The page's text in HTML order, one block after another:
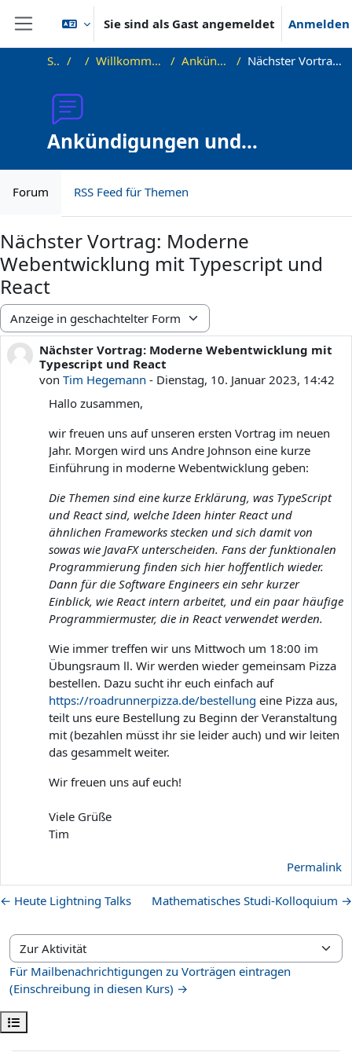
Website-Übersicht
Sie sind als Gast angemeldet Anmelden
Kursindex öffnen
Startseite OKInf Willkommen beim Offenen Informatikkolloquium! Ankündigungen und Vortragstermine Nächster Vortrag: Moderne Webentwicklung mit Typescript und React
Ankündigungen und
Vortragstermine
Forum RSS Feed für Themen
Nächster Vortrag: Moderne
Webentwicklung mit Typescript und
React
Anzeigemodus
Nächster Vortrag: Moderne Webentwicklung mit
Typescript und React
von Tim Hegemann - Dienstag, 10. Januar 2023, 14:42
Anzahl Antworten: 0
Hallo zusammen,
wir freuen uns auf unseren ersten Vortrag im neuen
Jahr. Morgen wird uns Andre Johnson eine kurze
Einführung in moderne Webentwicklung geben:
Die Themen sind eine kurze Erklärung, was TypeScript
und React sind, welche Ideen hinter React und
ähnlichen Frameworks stecken und sich damit von
sowas wie JavaFX unterscheiden. Fans der funktionalen
Programmierung finden sich hier hoffentlich wieder.
Dann für die Software Engineers ein sehr kurzer
Einblick, wie React intern arbeitet, und ein paar häufige
Programmiermuster, die in React verwendet werden.
Wie immer treffen wir uns Mittwoch um 18:00 im
Übungsraum Ⅱ. Wir werden wieder gemeinsam Pizza
bestellen. Dazu sucht ihr euch einfach auf
https://roadrunnerpizza.de/bestellung eine Pizza aus,
teilt uns eure Bestellung zu Beginn der Veranstaltung
mit (bezahlen müsst ihr sie leider auch) und wir leiten
das gesammelt weiter.
Wir freuen uns auf euch!
Viele Grüße
Tim
Permalink
← Heute Lightning Talks Mathematisches Studi-Kolloquium →
Zur Aktivität
Für Mailbenachrichtigungen zu Vorträgen eintragen
(Einschreibung in diesen Kurs) →